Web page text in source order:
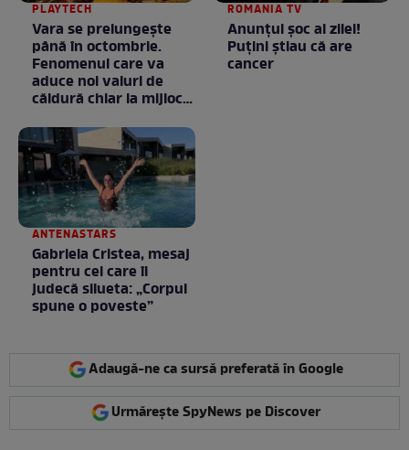
PLAYTECH
Vara se prelungeşte
până în octombrie.
Fenomenul care va
aduce noi valuri de
căldură chiar la mijlocul
ROMANIA TV
Anunţul şoc al zilei!
Puţini ştiau că are
cancer
ANTENASTARS
Gabriela Cristea, mesaj
pentru cei care îi
judecă silueta: „Corpul
spune o poveste”
Adaugă-ne ca sursă preferată în Google
Urmărește SpyNews pe Discover